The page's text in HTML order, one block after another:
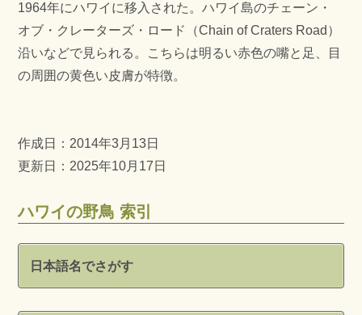
1964年にハワイに移入された。ハワイ島のチェーン・
オブ・クレーターズ・ロード（Chain of Craters Road）
沿いなどで見られる。こちらは明るい赤色の嘴と足、目
の周囲の黄色い皮膚が特徴。
作成日： 2014年3月13日
更新日：2025年10月17日
ハワイの野鳥 索引
日本語名でさがす